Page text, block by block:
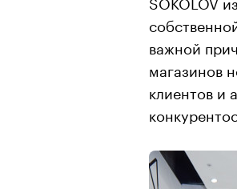
важной
магазинов
клиентов и